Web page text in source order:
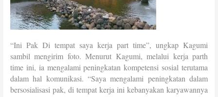
“Ini Pak Di tempat saya kerja part time”, ungkap Kagumi
sambil mengirim foto. Menurut Kagumi, melalui kerja parth
time ini, ia mengalami peningkatan kompetensi sosial terutama
dalam hal komunikasi. “Saya mengalami peningkatan dalam
bersosialisasi pak, di tempat kerja ini kebanyakan karyawannya